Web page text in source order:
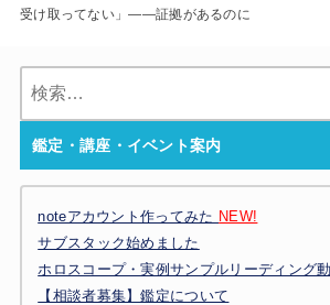
受け取ってない」――証拠があるのに
鑑定・講座・イベント案内
noteアカウント作ってみた NEW!
サブスタック始めました
ホロスコープ・実例サンプルリーディング
【相談者募集】鑑定について